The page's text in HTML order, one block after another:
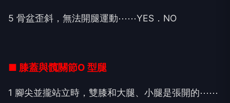
5 骨盆歪斜，無法開腿運動⋯⋯YES．NO
■ 膝蓋與髖關節O 型腿
1 腳尖並攏站立時，雙膝和大腿、小腿是張開的⋯⋯